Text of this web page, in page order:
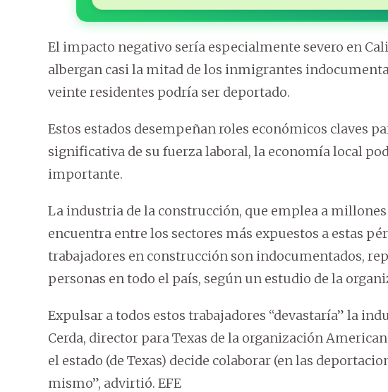
El impacto negativo sería especialmente severo en
albergan casi la mitad de los inmigrantes
veinte residentes podría ser deportado.
Estos estados desempeñan roles económicos claves
significativa de su fuerza laboral, la economía local
importante.
La industria de la construcción, que emplea a
encuentra entre los sectores más expuestos a estas
trabajadores en construcción son indocumentados,
personas en todo el país, según un estudio de la
Expulsar a todos estos trabajadores “devastaría” la
Cerda, director para Texas de la organización
el estado (de Texas) decide colaborar (en las
mismo”, advirtió. EFE